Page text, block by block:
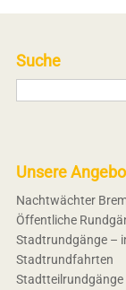
Suche
Unsere
Nachtwächter
Öffentliche
Stadtrundgänge –
Stadtrundfahrten
Stadtteilrundgänge